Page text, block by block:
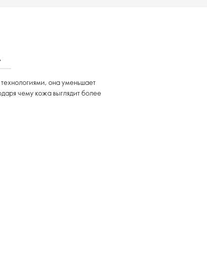
она уменьшает
чему кожа выглядит более